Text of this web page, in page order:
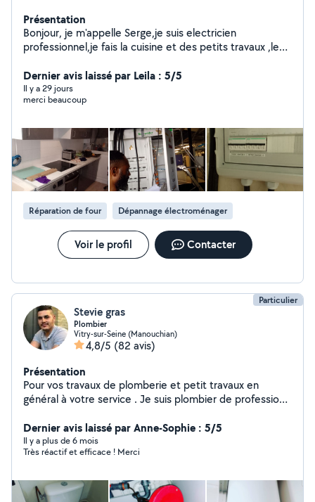
Présentation
Bonjour, je m'appelle Serge,je suis electricien
professionnel,je fais la cuisine et des petits travaux ,le
Dernier avis laissé par Leila : 5/5
Il y a 29 jours
merci beaucoup
Réparation de four Dépannage électroménager
Voir le profil Contacter
Particulier
Stevie gras
Plombier
Vitry-sur-Seine (Manouchian)
4,8/5 (82 avis)
Présentation
Pour vos travaux de plomberie et petit travaux en
général à votre service . Je suis plombier de profession
effectuer sur mon profil. Mon numéro est disponible sur
mon profil si je ne suis pas dans votre zone
Dernier avis laissé par Anne-Sophie : 5/5
Il y a plus de 6 mois
Très réactif et efficace ! Merci